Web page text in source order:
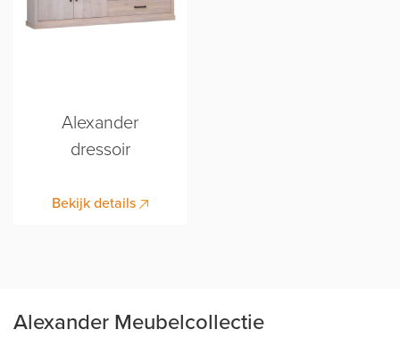
Alexander
dressoir
Bekijk details
Alexander Meubelcollectie